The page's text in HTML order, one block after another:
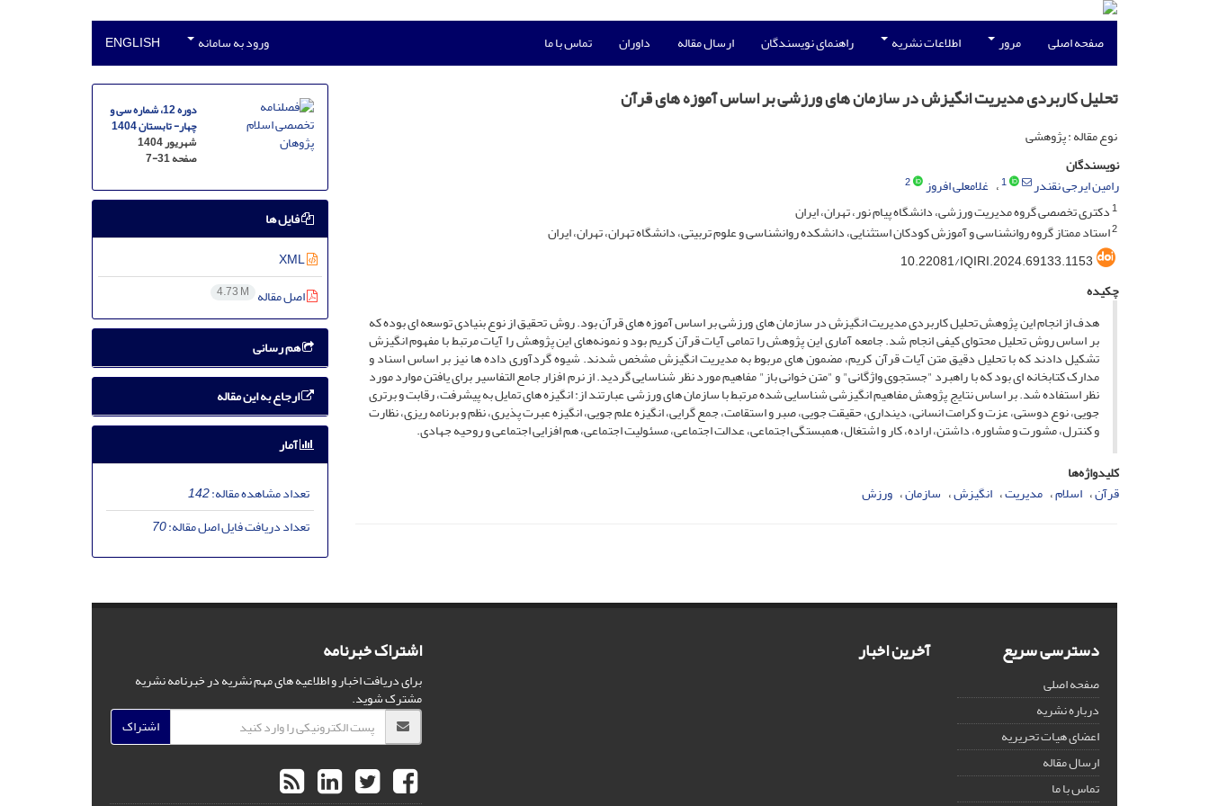
صفحه اصلی مرور اطلاعات نشریه راهنمای نویسندگان ارسال مقاله داوران تماس با ما ورود به سامانه ENGLISH
تحلیل کاربردی مدیریت انگیزش در سازمان های ورزشی بر اساس آموزه های قرآن
نوع مقاله : پژوهشی
نویسندگان
رامین ایرجی نقندر
1 غلامعلی افروز
2
1دکتری تخصصی گروه مدیریت ورزشی، دانشگاه پیام نور، تهران، ایران
2استاد ممتاز گروه روانشناسی و آموزش کودکان استثنایی، دانشکده روانشناسی و علوم تربیتی، دانشگاه تهران، تهران، ایران
10.22081/IQIRI.2024.69133.1153
چکیده
هدف از انجام این پژوهش تحلیل کاربردی مدیریت انگیزش در سازمان های ورزشی بر اساس آموزه های قرآن بود. روش تحقیق از نوع بنیادی توسعه ای بوده که
بر اساس روش تحلیل محتوای کیفی انجام شد. جامعه آماری این پژوهش را تمامی آیات قرآن کریم بود و نمونه‌های این پژوهش را آیات مرتبط با مفهوم انگیزش
تشکیل دادند که با تحلیل دقیق متن آیات قرآن کریم، مضمون های مربوط به مدیریت انگیزش مشخص شدند. شیوه گردآوری داده ها نیز بر اساس اسناد و
مدارک کتابخانه ای بود که با راهبرد "جستجوی واژگانی" و "متن خوانی باز" مفاهیم مورد نظر شناسایی گردید. از نرم افزار جامع التفاسیر برای یافتن موارد مورد
نظر استفاده شد. بر اساس نتایج پژوهش مفاهیم انگیزشی شناسایی شده مرتبط با سازمان های ورزشی عبارتند از: انگیزه های تمایل به پیشرفت، رقابت و برتری
جویی، نوع دوستی، عزت و کرامت انسانی، دینداری، حقیقت جویی، صبر و استقامت، جمع گرایی، انگیزه علم جویی، انگیزه عبرت پذیری، نظم و برنامه ریزی، نظارت
و کنترل، مشورت و مشاوره، داشتن، اراده، کار و اشتغال، همبستگی اجتماعی، عدالت اجتماعی، مسئولیت اجتماعی، هم افزایی اجتماعی و روحیه جهادی.
کلیدواژه‌ها
قرآن اسلام مدیریت انگیزش سازمان ورزش
دوره 12، شماره سی و
چهار- تابستان 1404
شهریور 1404
صفحه7-31
فایل ها
XML
اصل مقاله 4.73 M
هم رسانی
ارجاع به این مقاله
آمار
تعداد مشاهده مقاله:142
تعداد دریافت فایل اصل مقاله:70
دسترسی سریع
صفحه اصلی
درباره نشریه
اعضای هیات تحریریه
ارسال مقاله
تماس با ما
آخرین اخبار اشتراک خبرنامه
برای دریافت اخبار و اطلاعیه های مهم نشریه در خبرنامه نشریه
مشترک شوید.
اشتراک